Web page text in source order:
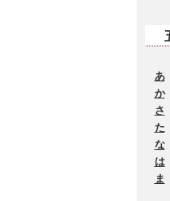
あ
か
さ
た
な
は
ま